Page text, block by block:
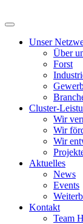
Unser
Über
Forst
Cluster-
Wir
Wir
Wir
Aktuelles
News
Events
Kontakt
Team